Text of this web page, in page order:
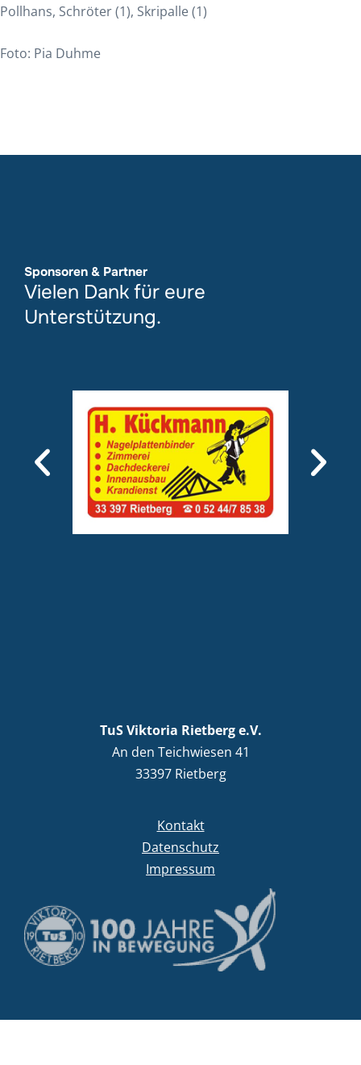
Pollhans, Schröter (1), Skripalle (1)
Foto: Pia Duhme
Sponsoren & Partner
Vielen Dank für eure
Unterstützung.
TuS Viktoria Rietberg e.V.
An den Teichwiesen 41
33397 Rietberg
Kontakt
Datenschutz
Impressum